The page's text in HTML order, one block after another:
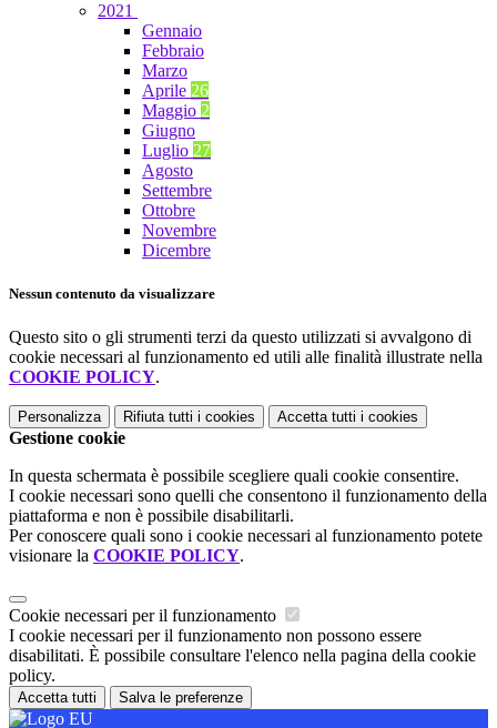
2021
Gennaio
Febbraio
Marzo
Aprile 26
Maggio 2
Giugno
Luglio 27
Agosto
Settembre
Ottobre
Novembre
Dicembre
Nessun contenuto da visualizzare
Questo sito o gli strumenti terzi da questo utilizzati si avvalgono di
cookie necessari al funzionamento ed utili alle finalità illustrate nella
COOKIE POLICY.
Personalizza Rifiuta tutti i cookies Accetta tutti i cookies
Gestione cookie
In questa schermata è possibile scegliere quali cookie consentire.
I cookie necessari sono quelli che consentono il funzionamento della
piattaforma e non è possibile disabilitarli.
Per conoscere quali sono i cookie necessari al funzionamento potete
visionare la COOKIE POLICY.
Cookie necessari per il funzionamento
I cookie necessari per il funzionamento non possono essere
disabilitati. È possibile consultare l'elenco nella pagina della cookie
policy.
Accetta tutti Salva le preferenze